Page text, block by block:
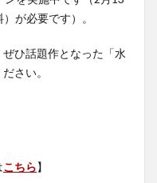
が必要です）。
ひ話題作となった「水
さい。
こちら】